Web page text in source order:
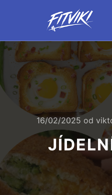
16/02/2025 od